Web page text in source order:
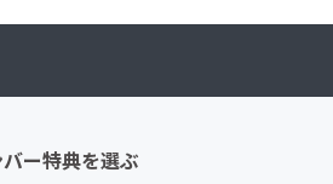
ー特典を選ぶ